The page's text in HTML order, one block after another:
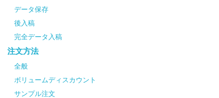
データ保存
後入稿
完全データ入稿
注文方法
全般
ボリュームディスカウント
サンプル注文